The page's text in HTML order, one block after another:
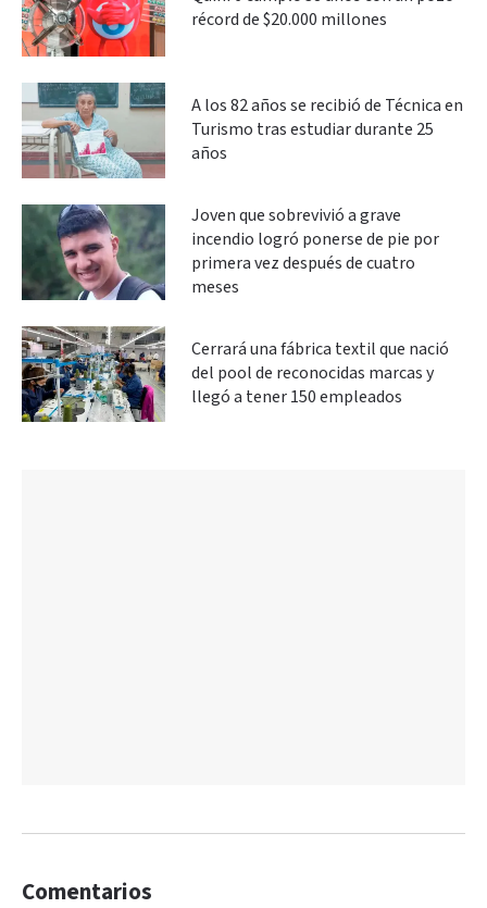
récord de $20.000 millones
A los 82 años se recibió de Técnica en
Turismo tras estudiar durante 25
años
Joven que sobrevivió a grave
incendio logró ponerse de pie por
primera vez después de cuatro
meses
Cerrará una fábrica textil que nació
del pool de reconocidas marcas y
llegó a tener 150 empleados
Comentarios